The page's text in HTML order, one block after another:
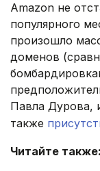
Amazon не
популярного
произошло
доменов
Павла Дурова,
также
Читайте также: